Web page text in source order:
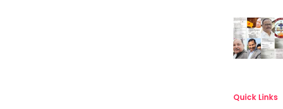
Quick Links